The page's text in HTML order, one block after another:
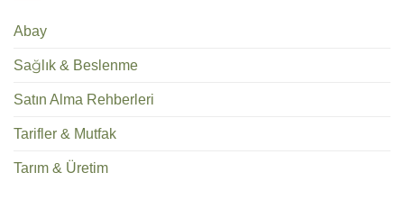
Abay
Sağlık & Beslenme
Satın Alma Rehberleri
Tarifler & Mutfak
Tarım & Üretim